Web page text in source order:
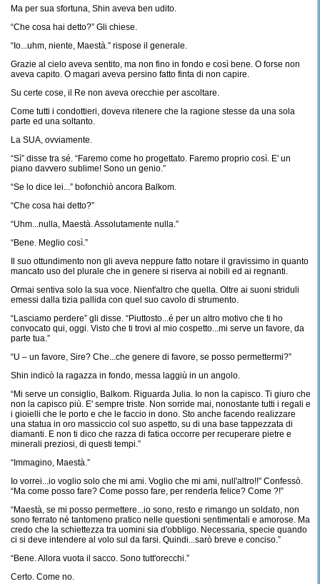
Ma per sua sfortuna, Shin aveva ben udito.
“Che cosa hai detto?” Gli chiese.
“Io...uhm, niente, Maestà.” rispose il generale.
Grazie al cielo aveva sentito, ma non fino in fondo e così bene. O forse non
aveva capito. O magari aveva persino fatto finta di non capire.
Su certe cose, il Re non aveva orecchie per ascoltare.
Come tutti i condottieri, doveva ritenere che la ragione stesse da una sola
parte ed una soltanto.
La SUA, ovviamente.
“Sì” disse tra sé. “Faremo come ho progettato. Faremo proprio così. E' un
piano davvero sublime! Sono un genio.”
“Se lo dice lei...” bofonchiò ancora Balkom.
“Che cosa hai detto?”
“Uhm...nulla, Maestà. Assolutamente nulla.”
“Bene. Meglio così.”
Il suo ottundimento non gli aveva neppure fatto notare il gravissimo in quanto
mancato uso del plurale che in genere si riserva ai nobili ed ai regnanti.
Ormai sentiva solo la sua voce. Nient'altro che quella. Oltre ai suoni striduli
emessi dalla tizia pallida con quel suo cavolo di strumento.
“Lasciamo perdere” gli disse. “Piuttosto...é per un altro motivo che ti ho
convocato qui, oggi. Visto che ti trovi al mio cospetto...mi serve un favore, da
parte tua.”
“U – un favore, Sire? Che...che genere di favore, se posso permettermi?”
Shin indicò la ragazza in fondo, messa laggiù in un angolo.
“Mi serve un consiglio, Balkom. Riguarda Julia. Io non la capisco. Ti giuro che
non la capisco più. E' sempre triste. Non sorride mai, nonostante tutti i regali e
i gioielli che le porto e che le faccio in dono. Sto anche facendo realizzare
una statua in oro massiccio col suo aspetto, su di una base tappezzata di
diamanti. E non ti dico che razza di fatica occorre per recuperare pietre e
minerali preziosi, di questi tempi.”
“Immagino, Maestà.”
Io vorrei...io voglio solo che mi ami. Voglio che mi ami, null'altro!!” Confessò.
“Ma come posso fare? Come posso fare, per renderla felice? Come ?!”
“Maestà, se mi posso permettere...io sono, resto e rimango un soldato, non
sono ferrato né tantomeno pratico nelle questioni sentimentali e amorose. Ma
credo che la schiettezza tra uomini sia d'obbligo. Necessaria, specie quando
ci si deve intendere al volo sul da farsi. Quindi...sarò breve e conciso.”
“Bene. Allora vuota il sacco. Sono tutt'orecchi.”
Certo. Come no.